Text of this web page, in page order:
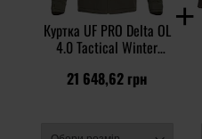
Куртка UF PRO Delta OL
4.0 Tactical Winter
21 648,62 грн